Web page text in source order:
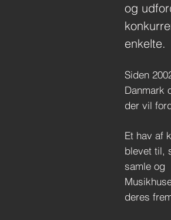
og
enkelte.
Siden
Danmark
der vil
Et hav af
blevet til,
samle og
deres